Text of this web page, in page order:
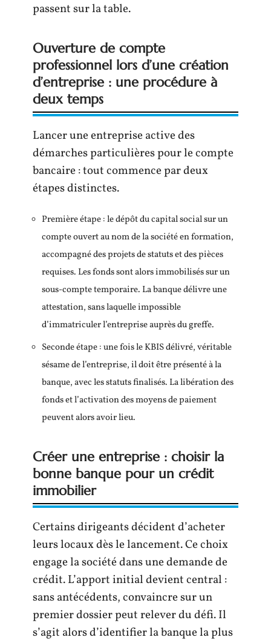
passent sur la table.
Ouverture de compte
professionnel lors d’une création
d’entreprise : une procédure à
deux temps
Lancer une entreprise active des
démarches particulières pour le compte
bancaire : tout commence par deux
étapes distinctes.
Première étape : le dépôt du capital social sur un
compte ouvert au nom de la société en formation,
accompagné des projets de statuts et des pièces
requises. Les fonds sont alors immobilisés sur un
sous-compte temporaire. La banque délivre une
attestation, sans laquelle impossible
d’immatriculer l’entreprise auprès du greffe.
Seconde étape : une fois le KBIS délivré, véritable
sésame de l’entreprise, il doit être présenté à la
banque, avec les statuts finalisés. La libération des
fonds et l’activation des moyens de paiement
peuvent alors avoir lieu.
Créer une entreprise : choisir la
bonne banque pour un crédit
immobilier
Certains dirigeants décident d’acheter
leurs locaux dès le lancement. Ce choix
engage la société dans une demande de
crédit. L’apport initial devient central :
sans antécédents, convaincre sur un
premier dossier peut relever du défi. Il
s’agit alors d’identifier la banque la plus